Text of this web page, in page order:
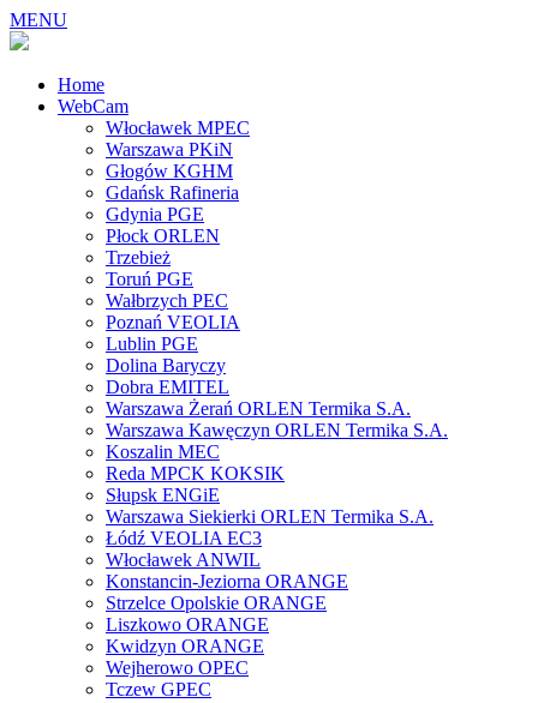
MENU
Home
WebCam
Włocławek MPEC
Warszawa PKiN
Głogów KGHM
Gdańsk Rafineria
Gdynia PGE
Płock ORLEN
Trzebież
Toruń PGE
Wałbrzych PEC
Poznań VEOLIA
Lublin PGE
Dolina Baryczy
Dobra EMITEL
Warszawa Żerań ORLEN Termika S.A.
Warszawa Kawęczyn ORLEN Termika S.A.
Koszalin MEC
Reda MPCK KOKSIK
Słupsk ENGiE
Warszawa Siekierki ORLEN Termika S.A.
Łódź VEOLIA EC3
Włocławek ANWIL
Konstancin-Jeziorna ORANGE
Strzelce Opolskie ORANGE
Liszkowo ORANGE
Kwidzyn ORANGE
Wejherowo OPEC
Tczew GPEC